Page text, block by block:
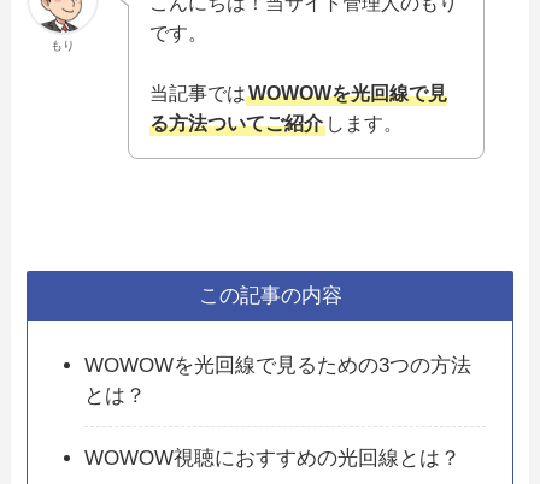
もり
です。
当記事ではWOWOWを光回線で見
る方法ついてご紹介します。
この記事の内容
WOWOWを光回線で見るための3つの方法
とは？
WOWOW視聴におすすめの光回線とは？